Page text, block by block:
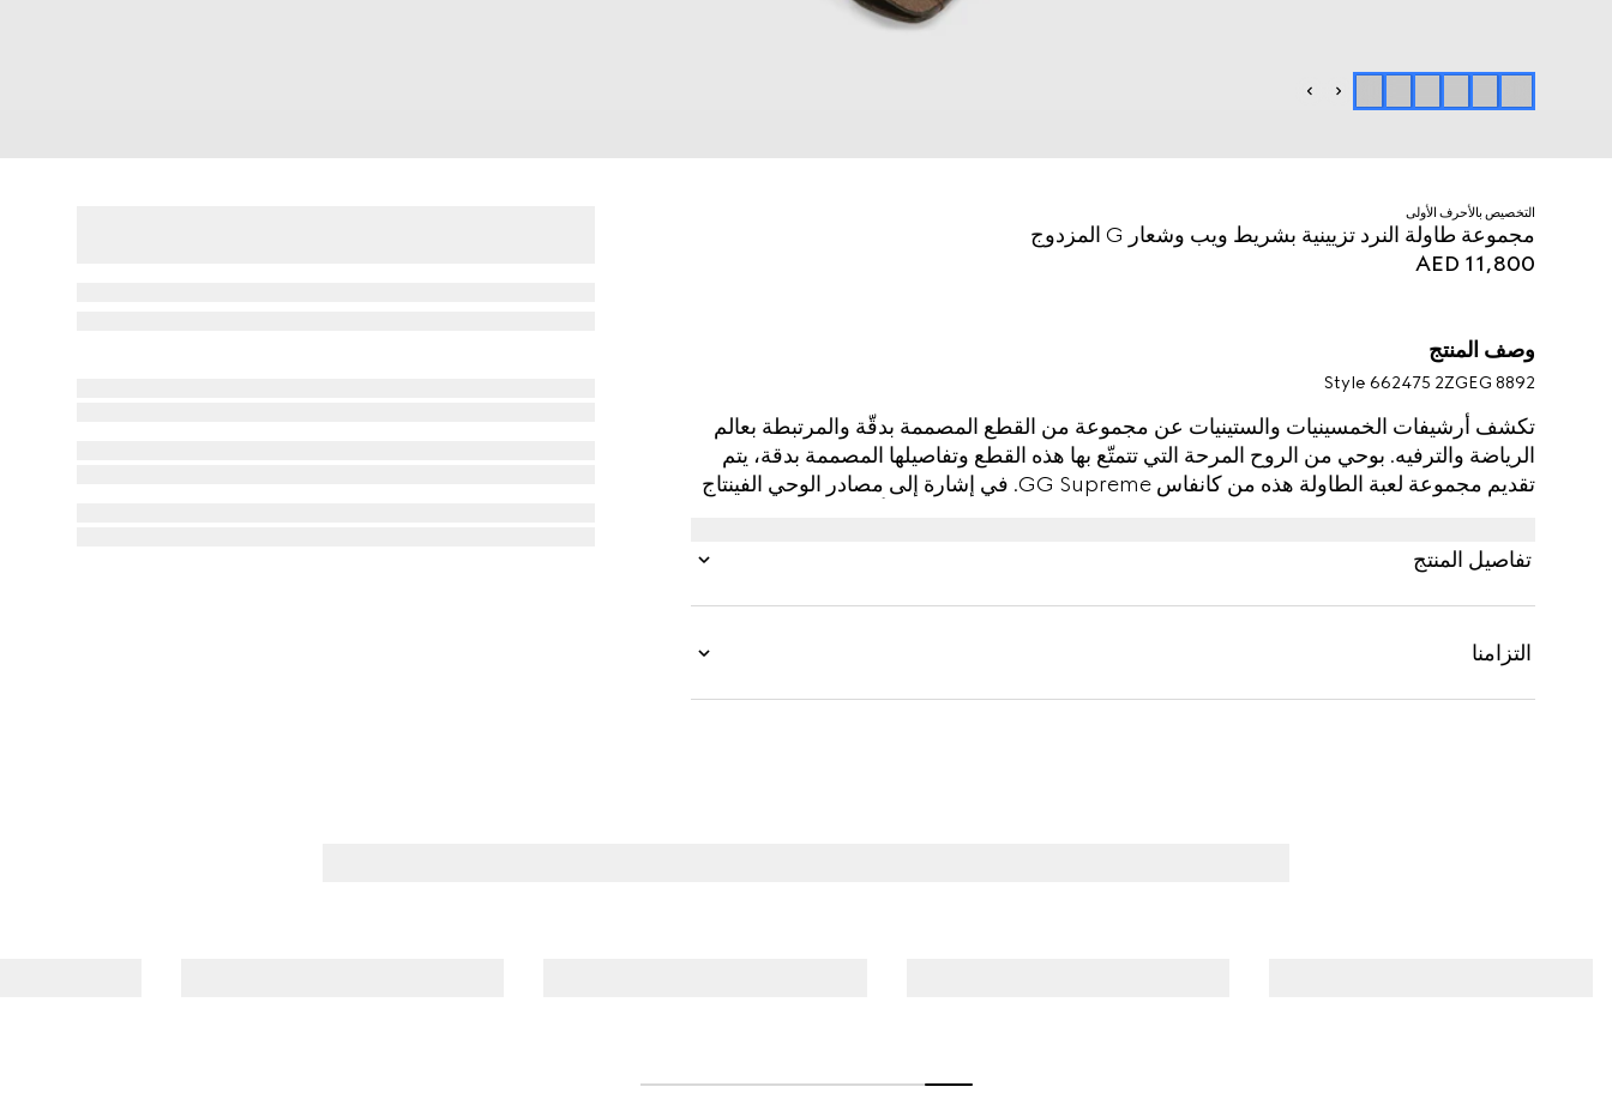
التخصيص بالأحرف الأولى
مجموعة طاولة النرد تزيينية بشريط ويب وشعار G المزدوج
AED 11,800
وصف المنتج
Style ‎662475 2ZGEG 8892
تكشف أرشيفات الخمسينيات والستينيات عن مجموعة من القطع المصممة بدقّة والمرتبطة بعالم
الرياضة والترفيه. بوحي من الروح المرحة التي تتمتّع بها هذه القطع وتفاصيلها المصممة بدقة، يتم
تقديم مجموعة لعبة الطاولة هذه من كانفاس GG Supreme. في إشارة إلى مصادر الوحي الفينتاج
تفاصيل المنتج
التزامنا